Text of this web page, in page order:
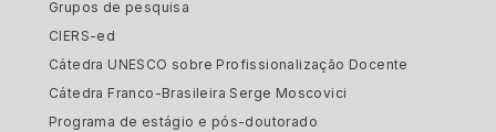
Grupos de pesquisa
CIERS-ed
Cátedra UNESCO sobre Profissionalização Docente
Cátedra Franco-Brasileira Serge Moscovici
Programa de estágio e pós-doutorado